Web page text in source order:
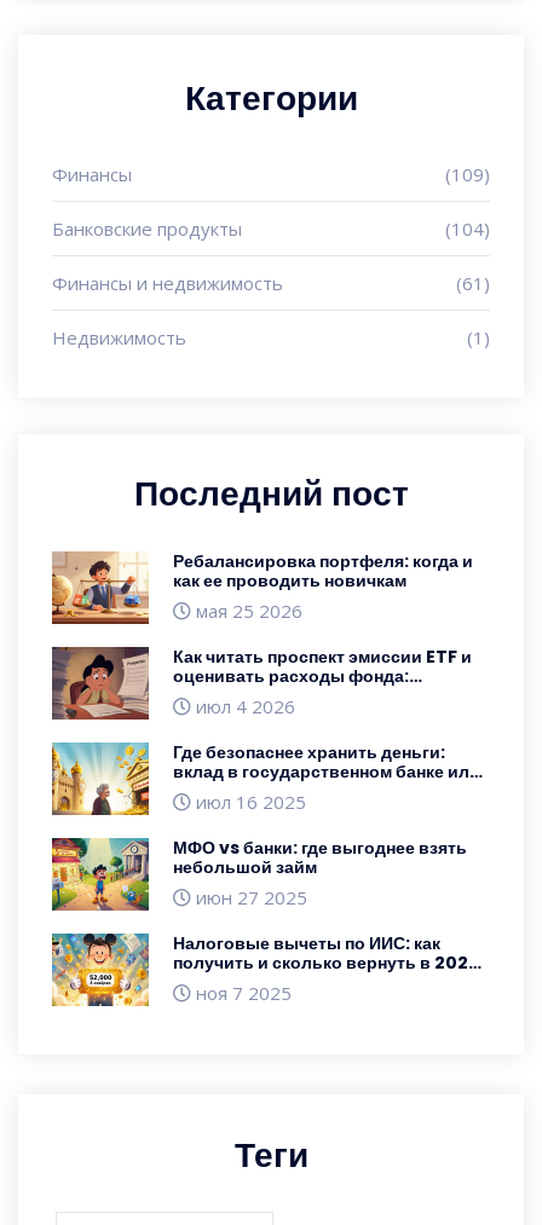
Категории
Финансы (109)
Банковские продукты (104)
Финансы и недвижимость (61)
Недвижимость (1)
Последний пост
Ребалансировка портфеля: когда и
как ее проводить новичкам
мая 25 2026
Как читать проспект эмиссии ETF и
оценивать расходы фонда:
Практическое руководство
июл 4 2026
Где безопаснее хранить деньги:
вклад в государственном банке или
в небольшом
июл 16 2025
МФО vs банки: где выгоднее взять
небольшой займ
июн 27 2025
Налоговые вычеты по ИИС: как
получить и сколько вернуть в 2025
годуноя 7 2025
Теги